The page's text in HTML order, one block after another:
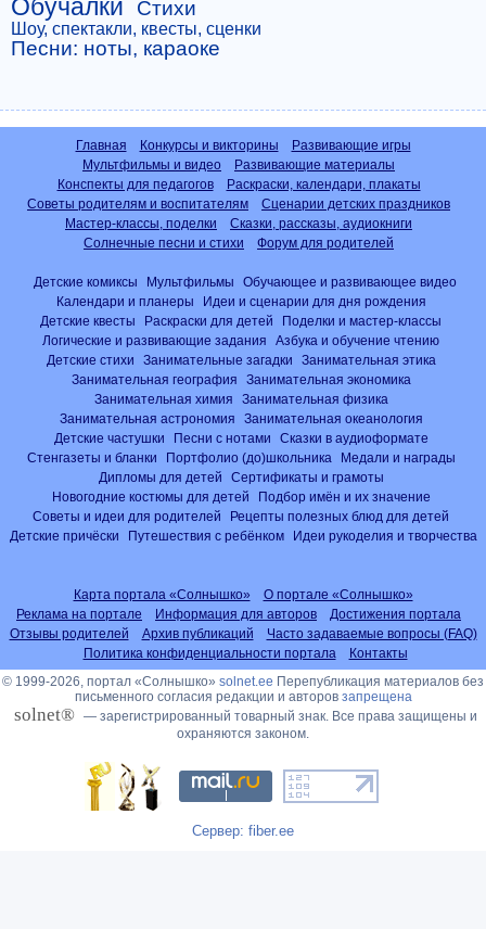
Обучалки Стихи
Шоу, спектакли, квесты, сценки
Песни: ноты, караоке
Главная Конкурсы и викторины
Развивающие игры
Мультфильмы и видео
Развивающие материалы
Конспекты для педагогов
Раскраски, календари, плакаты
Советы родителям и воспитателям
Сценарии детских праздников
Мастер-классы, поделки
Сказки, рассказы, аудиокниги
Солнечные песни и стихи
Форум для родителей
Детские комиксы Мультфильмы
Обучающее и развивающее видео
Календари и планеры
Идеи и сценарии для дня рождения
Детские квесты
Раскраски для детей
Поделки и мастер-классы
Логические и развивающие задания
Азбука и обучение чтению
Детские стихи
Занимательные загадки
Занимательная этика
Занимательная география
Занимательная экономика
Занимательная химия
Занимательная физика
Занимательная астрономия
Занимательная океанология
Детские частушки
Песни с нотами
Сказки в аудиоформате
Стенгазеты и бланки
Портфолио (до)школьника
Медали и награды
Дипломы для детей
Сертификаты и грамоты
Новогодние костюмы для детей
Подбор имён и их значение
Советы и идеи для родителей
Рецепты полезных блюд для детей
Детские причёски
Путешествия с ребёнком Идеи рукоделия и творчества
Карта портала «Солнышко»
О портале «Солнышко»
Реклама на портале
Информация для авторов
Достижения портала
Отзывы родителей
Архив публикаций
Часто задаваемые вопросы (FAQ)
Политика конфиденциальности портала
Контакты
© 1999-2026, портал «Солнышко» solnet.ee Перепубликация материалов без
письменного согласия редакции и авторов запрещена
solnet® — зарегистрированный товарный знак. Все права защищены и
охраняются законом.
Сервер: fiber.ee